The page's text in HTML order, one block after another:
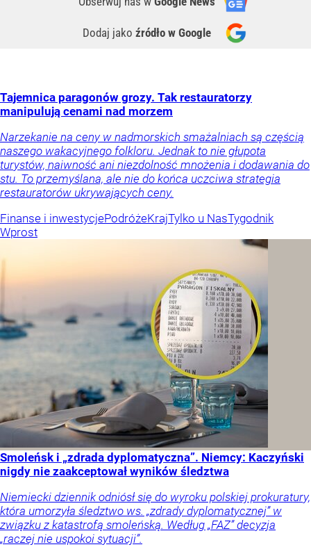
Dodaj jako źródło w Google
Tajemnica paragonów grozy. Tak restauratorzy
manipulują cenami nad morzem
Narzekanie na ceny w nadmorskich smażalniach są częścią
naszego wakacyjnego folkloru. Jednak to nie głupota
turystów, naiwność ani niezdolność mnożenia i dodawania do
stu. To przemyślana, ale nie do końca uczciwa strategia
restauratorów ukrywających ceny.
Finanse i inwestycjePodróżeKrajTylko u NasTygodnik
Wprost
Smoleńsk i „zdrada dyplomatyczna”. Niemcy: Kaczyński
nigdy nie zaakceptował wyników śledztwa
Niemiecki dziennik odniósł się do wyroku polskiej prokuratury,
która umorzyła śledztwo ws. „zdrady dyplomatycznej” w
związku z katastrofą smoleńską. Według „FAZ” decyzja
„raczej nie uspokoi sytuacji”.